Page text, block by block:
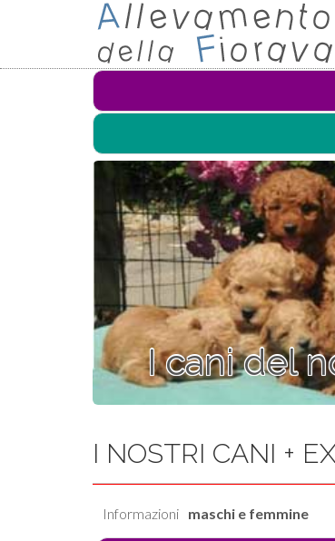
I cani del
I NOSTRI CANI +
Informazioni maschi e femmine